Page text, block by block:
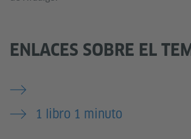
ENLACES SOBRE EL
1 libro 1 minuto